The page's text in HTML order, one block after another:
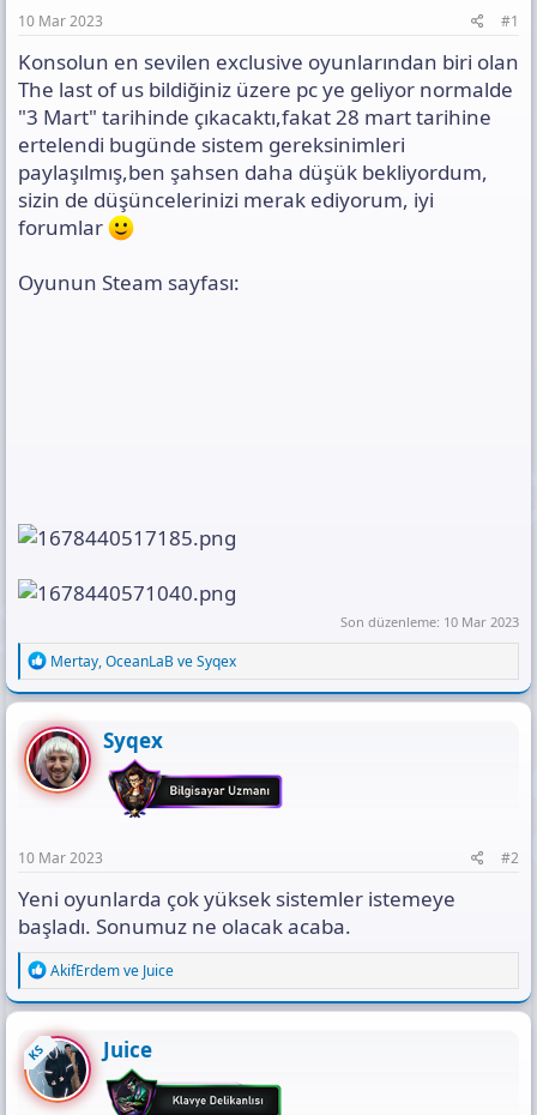
a
s
ı
n
ı
K
o
p
y
10 Mar 2023 #1
Konsolun en sevilen exclusive oyunlarından biri olan
The last of us bildiğiniz üzere pc ye geliyor normalde
"3 Mart" tarihinde çıkacaktı,fakat 28 mart tarihine
ertelendi bugünde sistem gereksinimleri
paylaşılmış,ben şahsen daha düşük bekliyordum,
sizin de düşüncelerinizi merak ediyorum, iyi
forumlar
Oyunun Steam sayfası:
Son düzenleme: 10 Mar 2023
R
e
a
c
t
i
o
n
Mertay,OceanLaBveSyqex
Syqex
10 Mar 2023 #2
Yeni oyunlarda çok yüksek sistemler istemeye
başladı. Sonumuz ne olacak acaba.
R
e
a
c
t
i
o
n
AkifErdemve Juice
KS Juice